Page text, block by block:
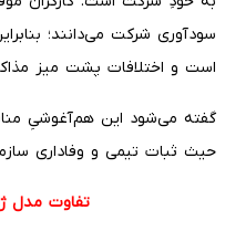
سودآوری شرکت می‌دانند؛
است و اختلافات پشت میز
گفته می‌شود این هم‌آغوشیِ
حیث ثبات تیمی و وفاداری
تفاوت مدل